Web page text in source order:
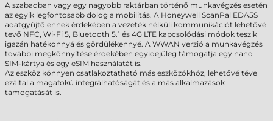
A szabadban vagy egy nagyobb raktárban történő munkavégzés esetén
az egyik legfontosabb dolog a mobilitás. A Honeywell ScanPal EDA5S
adatgyűjtő ennek érdekében a vezeték nélküli kommunikációt lehetővé
tevő NFC, Wi-Fi 5, Bluetooth 5.1 és 4G LTE kapcsolódási módok teszik
igazán hatékonnyá és gördülékennyé. A WWAN verzió a munkavégzés
további megkönnyítése érdekében egyidejűleg támogatja egy nano
SIM-kártya és egy eSIM használatát is.
Az eszköz könnyen csatlakoztatható más eszközökhöz, lehetővé téve
ezáltal a magafokú integrálhatóságát és a más alkalmazások
támogatását is.